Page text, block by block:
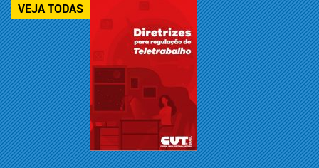
VEJA TODAS